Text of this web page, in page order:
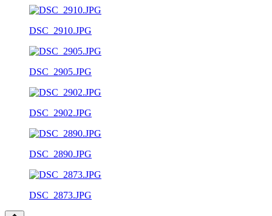
DSC_2910.JPG
DSC_2905.JPG
DSC_2902.JPG
DSC_2890.JPG
DSC_2873.JPG